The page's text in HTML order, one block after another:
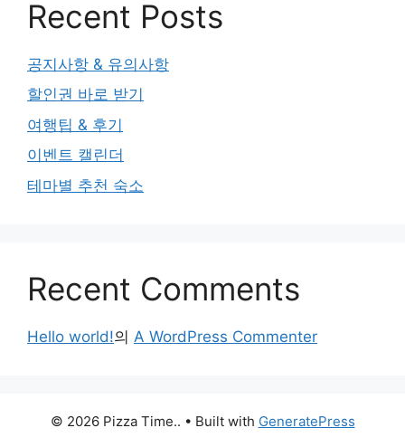
Recent Posts
공지사항 & 유의사항
할인권 바로 받기
여행팁 & 후기
이벤트 캘린더
테마별 추천 숙소
Recent Comments
Hello world!의 A WordPress Commenter
© 2026 Pizza Time.. • Built with GeneratePress